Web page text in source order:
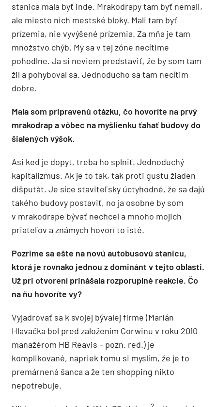
stanica mala byť inde. Mrakodrapy tam byť nemali,
ale miesto nich mestské bloky. Mali tam byť
prízemia, nie vyvýšené prízemia. Za mňa je tam
množstvo chýb. My sa v tej zóne necítime
pohodlne. Ja si neviem predstaviť, že by som tam
žil a pohyboval sa. Jednoducho sa tam necítim
dobre.
Mala som pripravenú otázku, čo hovoríte na prvý
mrakodrap a vôbec na myšlienku ťahať budovy do
šialených výšok.
Asi keď je dopyt, treba ho splniť. Jednoduchý
kapitalizmus. Ak je to tak, tak proti gustu žiaden
dišputát. Je síce staviteľsky úctyhodné, že sa dajú
takého budovy postaviť, no ja osobne by som
v mrakodrape bývať nechcel a mnoho mojich
priateľov a známych hovorí to isté.
Pozrime sa ešte na novú autobusovú stanicu,
ktorá je rovnako jednou z dominánt v tejto oblasti.
Už pri otvorení prinášala rozporuplné reakcie. Čo
na ňu hovoríte vy?
Vyjadrovať sa k svojej bývalej firme (Marián
Hlavačka bol pred založením Corwinu v roku 2010
manažérom HB Reavis – pozn. red.) je
komplikované, napriek tomu si myslím, že je to
premárnená šanca a že ten shopping nikto
nepotrebuje.